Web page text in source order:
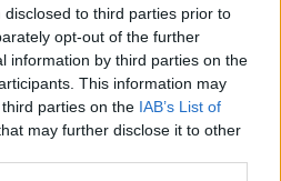
to third parties prior to
opt-out of the further
information by third parties on the
This information may
parties on the IAB’s List of
may further disclose it to other